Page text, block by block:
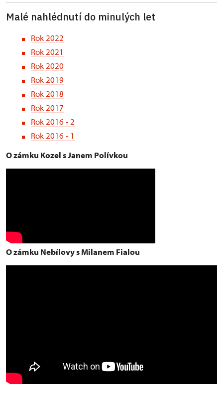
Malé nahlédnutí do minulých let
Rok 2022
Rok 2021
Rok 2020
Rok 2019
Rok 2018
Rok 2017
Rok 2016 - 2
Rok 2016 - 1
O zámku Kozel s Janem Polívkou
O zámku Nebílovy s Milanem Fialou